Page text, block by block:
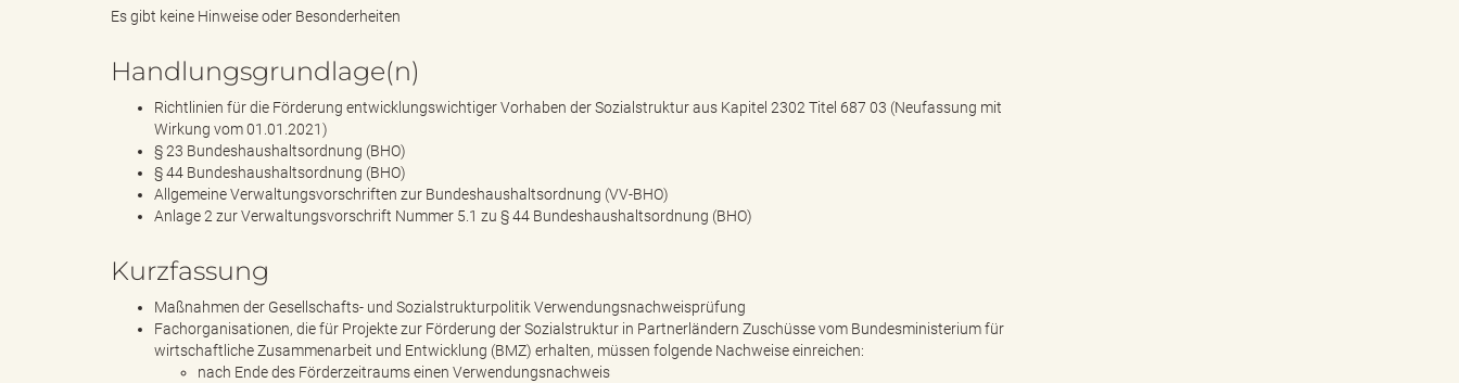
d
e
"
.
Es gibt keine Hinweise oder Besonderheiten
Handlungsgrundlage(n)
Richtlinien für die Förderung entwicklungswichtiger Vorhaben der Sozialstruktur aus Kapitel 2302 Titel 687 03 (Neufassung mit
Wirkung vom 01.01.2021)
§ 23 Bundeshaushaltsordnung (BHO)
§ 44 Bundeshaushaltsordnung (BHO)
Allgemeine Verwaltungsvorschriften zur Bundeshaushaltsordnung (VV-BHO)
Anlage 2 zur Verwaltungsvorschrift Nummer 5.1 zu § 44 Bundeshaushaltsordnung (BHO)
Kurzfassung
Maßnahmen der Gesellschafts- und Sozialstrukturpolitik Verwendungsnachweisprüfung
Fachorganisationen, die für Projekte zur Förderung der Sozialstruktur in Partnerländern Zuschüsse vom Bundesministerium für
wirtschaftliche Zusammenarbeit und Entwicklung (BMZ) erhalten, müssen folgende Nachweise einreichen:
nach Ende des Förderzeitraums einen Verwendungsnachweis